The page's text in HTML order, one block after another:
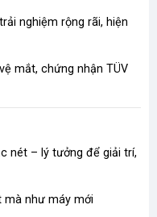
nghiệm rộng rãi, hiện
mắt, chứng nhận TÜV
nét – lý tưởng để giải trí,
như máy mới